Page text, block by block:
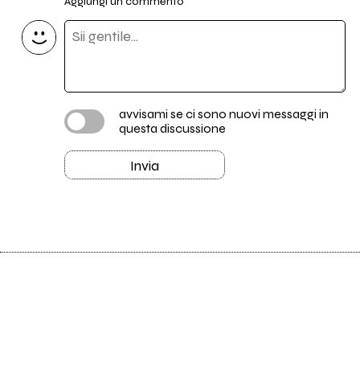
avvisami se ci sono nuovi messaggi in
questa discussione
Invia